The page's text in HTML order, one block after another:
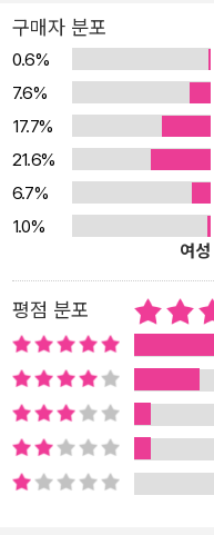
답사기는 남한의 독자들이
이 볼 수 있는 계기이자 민족
권은 각각 1998년과 2001
창비에서 개정되면서 내용과
충되었다. 제4권의 경우 초
과 조선미술박물관 순례기
유물들이 한자리에 모인 ‘발
된 명화들, 그리고 북한 현대
5권에 실려 있던 북한답사
바뀌면서 좀더 유기적인 구
상황을 반영했고, 금강산의
록 사진을 엄선하여 시원스럽게 배치했다. 제
니다 답사기 제4권 ‘평양의 날은 개었습니다’는 평양과 묘향산 등 관
서지방의 답사에 집중되어
강’에서는 대동강과 정지상,
양을 대표하는 문화유적과
구매자 분포
0.6%
7.6%
17.7%
21.6%
6.7%
1.0%
여성
평점 분포